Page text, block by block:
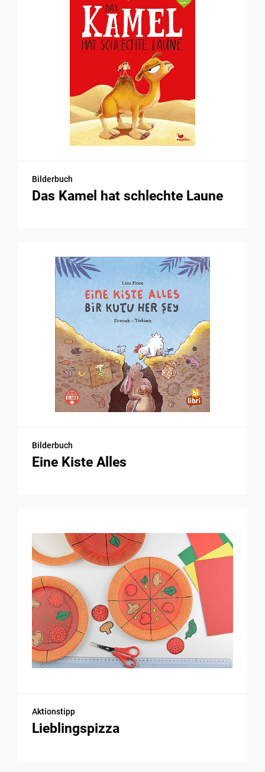
Bilderbuch
Das Kamel hat schlechte Laune
Bilderbuch
Eine Kiste Alles
Aktionstipp
Lieblingspizza